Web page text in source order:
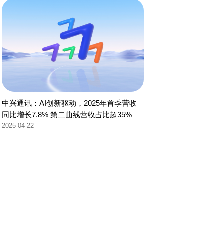
中兴通讯：AI创新驱动，2025年首季营收
同比增长7.8% 第二曲线营收占比超35%
2025-04-22